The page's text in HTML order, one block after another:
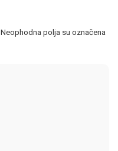
Neophodna polja su označena